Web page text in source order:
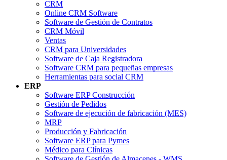
CRM
Online CRM Software
Software de Gestión de Contratos
CRM Móvil
Ventas
CRM para Universidades
Software de Caja Registradora
Software CRM para pequeñas empresas
Herramientas para social CRM
ERP
Software ERP Construcción
Gestión de Pedidos
Software de ejecución de fabricación (MES)
MRP
Producción y Fabricación
Software ERP para Pymes
Médico para Clínicas